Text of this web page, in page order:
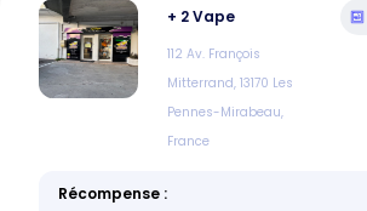
+ 2 Vape
112 Av. François
Mitterrand, 13170 Les
Pennes-Mirabeau,
France
Récompense :